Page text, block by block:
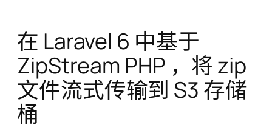
在 Laravel 6 中基于
ZipStream PHP ，将 zip
文件流式传输到 S3 存储
桶